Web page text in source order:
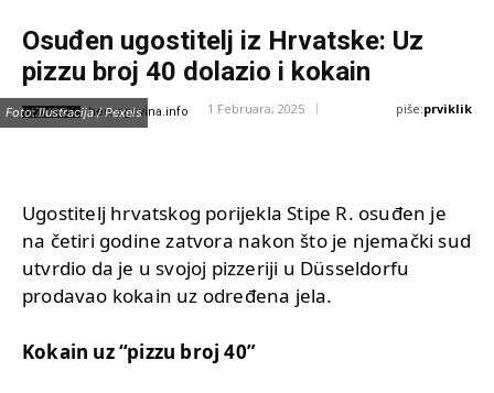
Osuđen ugostitelj iz Hrvatske: Uz
pizzu broj 40 dolazio i kokain
IZVOR: hercegovina.info 1 Februara, 2025 piše:prviklik
Foto: Ilustracija / Pexels
Ugostitelj hrvatskog porijekla Stipe R. osuđen je
na četiri godine zatvora nakon što je njemački sud
utvrdio da je u svojoj pizzeriji u Düsseldorfu
prodavao kokain uz određena jela.
Kokain uz “pizzu broj 40”